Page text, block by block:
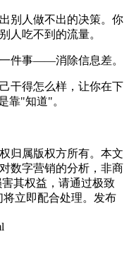
别人做不出的决策。你
人吃不到的流量。
件事——消除信息差。
干得怎么样，让你在下
靠"知道"。
归属版权方所有。本文
数字营销的分析，非商
其权益，请通过极致
将立即配合处理。发布